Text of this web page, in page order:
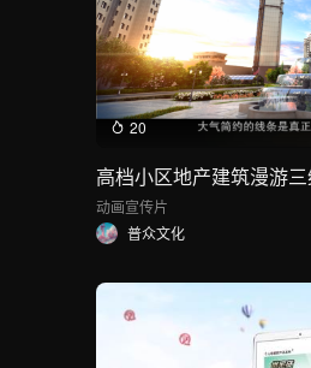
20
高档小区地产建筑漫游
动画宣传片
普众文化